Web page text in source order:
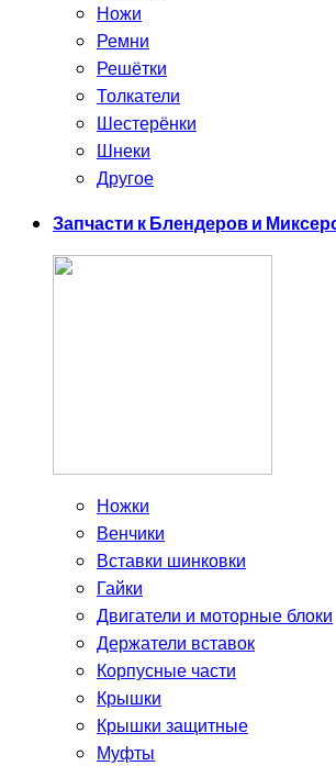
Ножи
Ремни
Решётки
Толкатели
Шестерёнки
Шнеки
Другое
Запчасти к Блендеров и
Ножки
Венчики
Вставки шинковки
Гайки
Двигатели и моторные блоки
Держатели вставок
Корпусные части
Крышки
Крышки защитные
Муфты